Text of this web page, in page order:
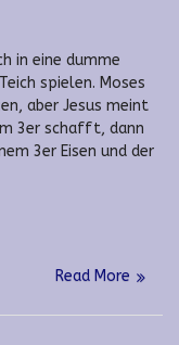
in eine dumme
spielen. Moses
aber Jesus meint
3er schafft, dann
3er Eisen und der
Read More